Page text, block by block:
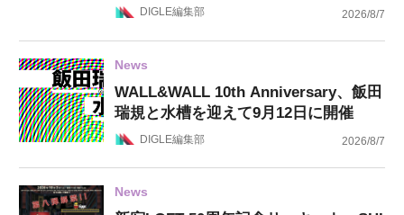
DIGLE編集部 2026/8/7
News
WALL&WALL 10th Anniversary、飯田
瑞規と水槽を迎えて9月12日に開催
DIGLE編集部 2026/8/7
News